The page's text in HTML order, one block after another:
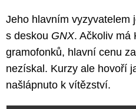
Jeho hlavním vyzyvatelem
s deskou GNX. Ačkoliv má
gramofonků, hlavní cenu
nezískal. Kurzy ale hovoří
našlápnuto k vítězství.